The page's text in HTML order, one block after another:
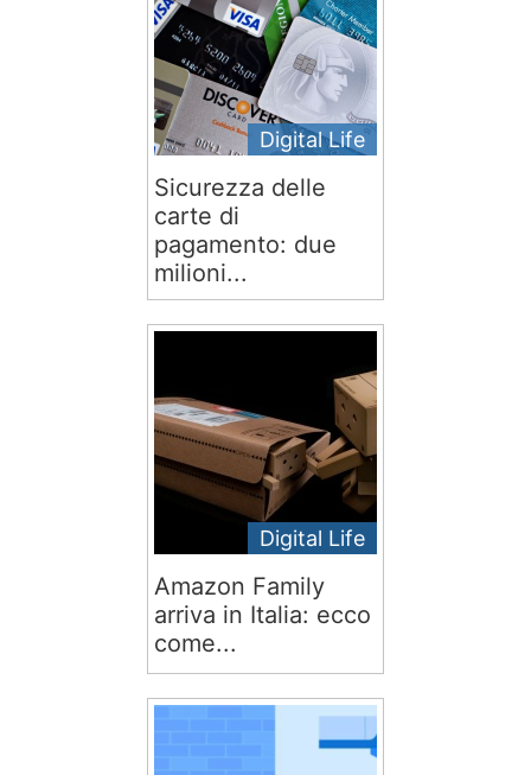
Digital Life
Sicurezza delle
carte di
pagamento: due
milioni...
Digital Life
Amazon Family
arriva in Italia: ecco
come...